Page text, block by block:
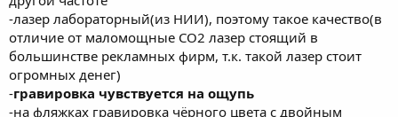
-лазер лабораторный(из НИИ), поэтому такое качество(в
отличие от маломощные СО2 лазер стоящий в
большинстве рекламных фирм, т.к. такой лазер стоит
огромных денег)
-гравировка чувствуется на ощупь
-на фляжках гравировка чёрного цвета с двойным